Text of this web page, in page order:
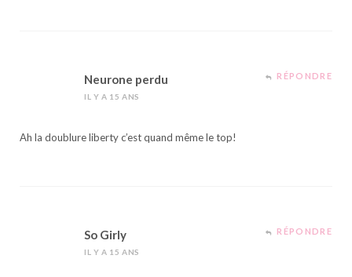
Neurone perdu
IL Y A 15 ANS
RÉPONDRE
Ah la doublure liberty c’est quand même le top!
So Girly
IL Y A 15 ANS
RÉPONDRE